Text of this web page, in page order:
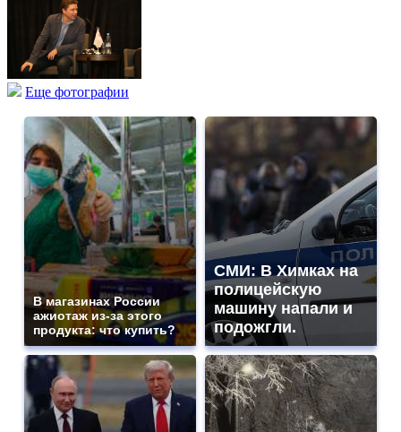
Еще фотографии
В магазинах России
ажиотаж из-за этого
продукта: что купить?
СМИ: В Химках на
полицейскую
машину напали и
подожгли.